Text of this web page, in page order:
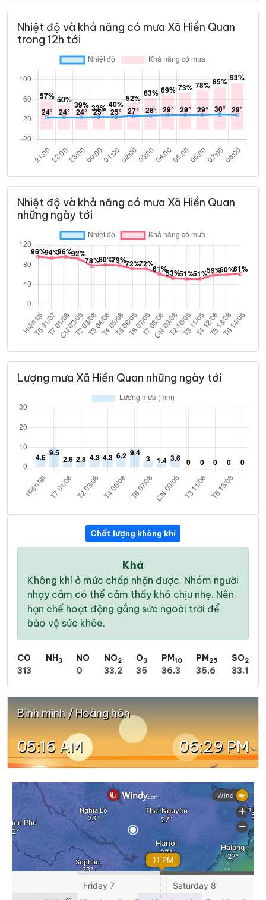
Nhiệt độ và khả năng có mưa Xã Hiền Quan
trong 12h tới
Nhiệt độ và khả năng có mưa Xã Hiền Quan
những ngày tới
Lượng mưa Xã Hiền Quan những ngày tới
Chất lượng không khí
Khá
Không khí ở mức chấp nhận được. Nhóm người
nhạy cảm có thể cảm thấy khó chịu nhẹ. Nên
hạn chế hoạt động gắng sức ngoài trời để
bảo vệ sức khỏe.
CO
313
NH3
NO
0
NO2
33.2
O3
35
PM10
36.3
PM25
35.6
SO2
33.1
Bình minh / Hoàng hôn
05:16 AM 06:29 PM